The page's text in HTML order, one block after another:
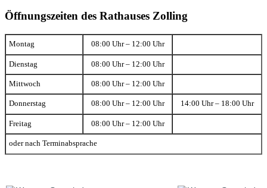
Öffnungszeiten des Rathauses Zolling
Montag 08:00 Uhr – 12:00 Uhr
Dienstag 08:00 Uhr – 12:00 Uhr
Mittwoch 08:00 Uhr – 12:00 Uhr
Donnerstag 08:00 Uhr – 12:00 Uhr 14:00 Uhr – 18:00 Uhr
Freitag 08:00 Uhr – 12:00 Uhr
oder nach Terminabsprache